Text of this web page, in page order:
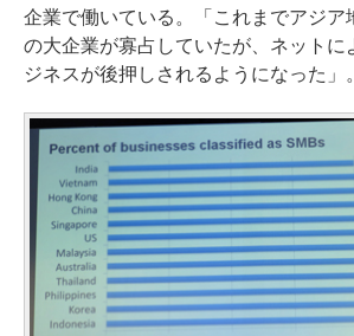
企業で働いている。「これまでアジア
の大企業が寡占していたが、ネットに
ジネスが後押しされるようになった」。